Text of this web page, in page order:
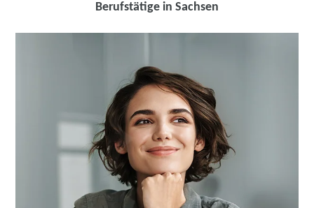
bam GmbH | Ossietzkystraße 37 A, 01662 Meißen
Fortbildungsakademie der Wirtschaft (faw)
gemeinnützige Gesellschaft mbH | Schützestraße 1,
01662 Meißen Partner
weitere Informationen
Fortbildungsakademie der Wirtschaft (faw)
gemeinnützige Gesellschaft mbH | Markt 18, 09648
Berufstätige in Sachsen